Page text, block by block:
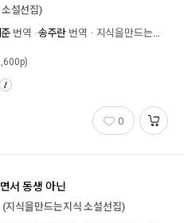
설선집)
번역 송주란 번역 지식을만드는지식
0
서 동생 아닌
지식을만드는지식 소설선집)